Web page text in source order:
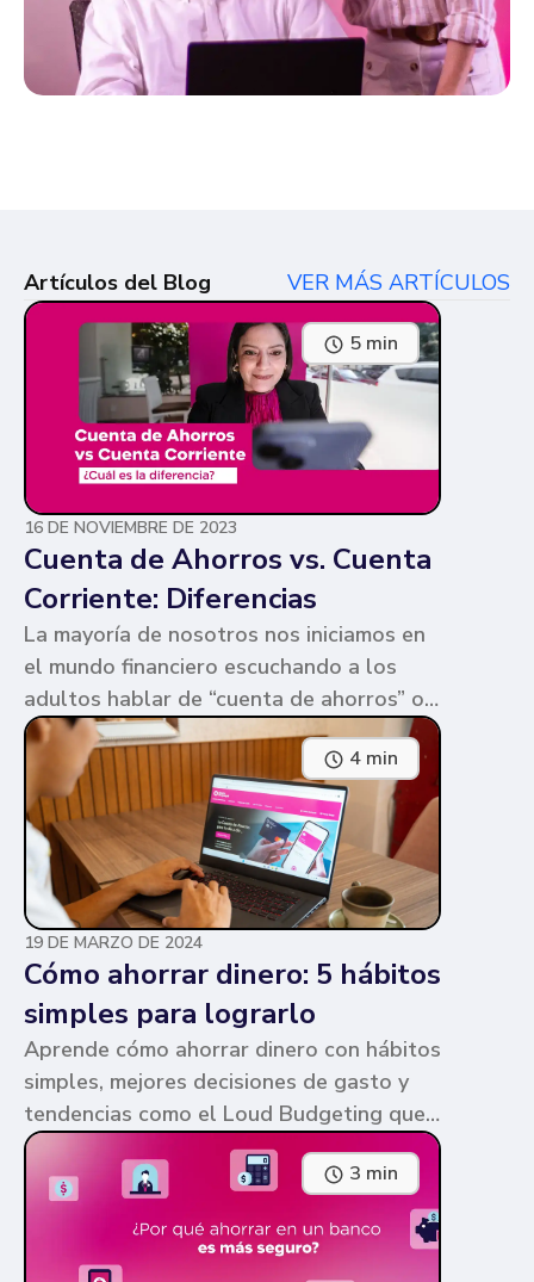
Artículos del Blog VER MÁS ARTÍCULOS
5 min
16 DE NOVIEMBRE DE 2023
Cuenta de Ahorros vs. Cuenta
Corriente: Diferencias
La mayoría de nosotros nos iniciamos en
el mundo financiero escuchando a los
adultos hablar de “cuenta de ahorros” o
“cuenta corriente”. Ambas cuentas
parecen similares y puede ser confuso,
pero te contamos en qué consiste cada
una y sus diferencias.
4 min
19 DE MARZO DE 2024
Cómo ahorrar dinero: 5 hábitos
simples para lograrlo
Aprende cómo ahorrar dinero con hábitos
simples, mejores decisiones de gasto y
tendencias como el Loud Budgeting que
pueden ayudarte a cumplir tus metas.
3 min